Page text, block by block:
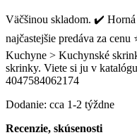
Väčšinou skladom. ✔️
najčastejšie predáva za cenu
Kuchyne > Kuchynské
skrinky. Viete si ju v
4047584062174
Dodanie: cca 1-2 týždne
Recenzie, skúsenosti